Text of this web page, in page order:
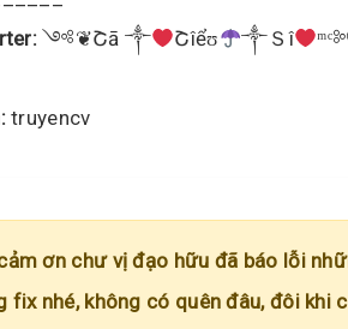
༺❦Շā ༒ Շîểʊ ༒Ｓî
truyencv
ơn chư vị đạo hữu đã báo lỗi
fix nhé, không có quên đâu, đôi